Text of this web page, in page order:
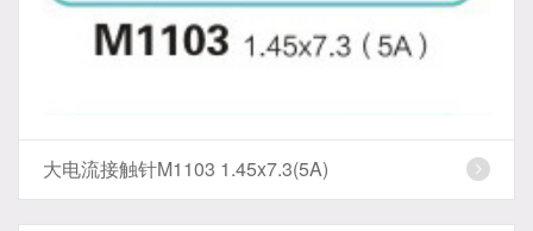
大电流接触针M1103 1.45x7.3(5A)